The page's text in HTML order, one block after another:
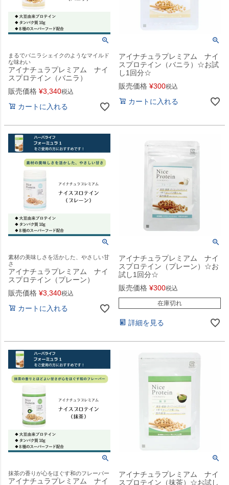
まるでバニラシェイクのようなマイルド
な味わい
アイナチュラプレミアム ナイ
スプロテイン（バニラ）
販売価格 ¥3,340税込
カートに入れる
アイナチュラプレミアム ナイ
スプロテイン（バニラ）☆お試
し1回分☆
販売価格 ¥300税込
カートに入れる
素材の美味しさを活かした、やさしい甘
さ
アイナチュラプレミアム ナイ
スプロテイン（プレーン）
販売価格 ¥3,340税込
カートに入れる
アイナチュラプレミアム ナイ
スプロテイン（プレーン）☆お
試し1回分☆
販売価格 ¥300税込
在庫切れ
詳細を見る
抹茶の香りが心をほぐす和のフレーバー
アイナチュラプレミアム ナイ
アイナチュラプレミアム ナイ
スプロテイン（抹茶）☆お試し